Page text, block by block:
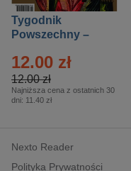
Tygodnik
Powszechny –
12.00 zł
12.00 zł
Najniższa cena z ostatnich 30
dni: 11.40 zł
Nexto Reader
Polityka Prywatności